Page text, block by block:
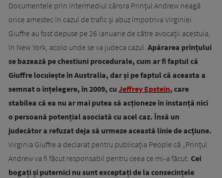
Documentele prin intermediul cărora Prințul Andrew neagă
orice amestec în cazul de trafic și abuz împotriva Virginiei
Giuffre au fost depuse pe 26 ianuarie de către avocații acestuia,
în New York, acolo unde se va judeca cazul. Apărarea prințului
se bazează pe chestiuni procedurale, cum ar fi faptul că
Giuffre locuiește în Australia, dar și pe faptul că aceasta a
semnat o înțelegere, în 2009, cu Jeffrey Epstein, care
stabilea că ea nu ar mai putea să acționeze în instanță nici
o persoană potențial asociată cu acel caz. Însă un
judecător a refuzat deja să urmeze această linie de acțiune.
Virginia Giuffre a declarat pentru publicația People că „Prințul
Andrew va fi făcut responsabil pentru ceea ce mi-a făcut. Cei
bogați și puternici nu sunt exceptați de la consecințele